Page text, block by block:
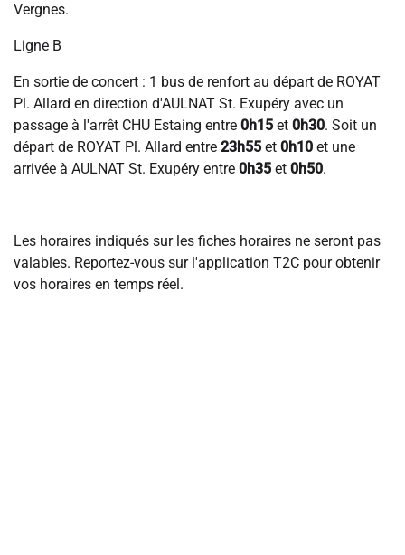
Vergnes.
Ligne B
En sortie de concert : 1 bus de renfort au départ de ROYAT
Pl. Allard en direction d'AULNAT St. Exupéry avec un
passage à l'arrêt CHU Estaing entre 0h15 et 0h30. Soit un
départ de ROYAT Pl. Allard entre 23h55 et 0h10 et une
arrivée à AULNAT St. Exupéry entre 0h35 et 0h50.
Les horaires indiqués sur les fiches horaires ne seront pas
valables. Reportez-vous sur l'application T2C pour obtenir
vos horaires en temps réel.